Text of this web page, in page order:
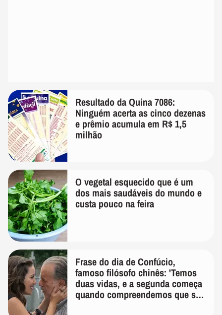
Resultado da Quina 7086:
Ninguém acerta as cinco dezenas
e prêmio acumula em R$ 1,5
milhão
O vegetal esquecido que é um
dos mais saudáveis do mundo e
custa pouco na feira
Frase do dia de Confúcio,
famoso filósofo chinês: 'Temos
duas vidas, e a segunda começa
quando compreendemos que só